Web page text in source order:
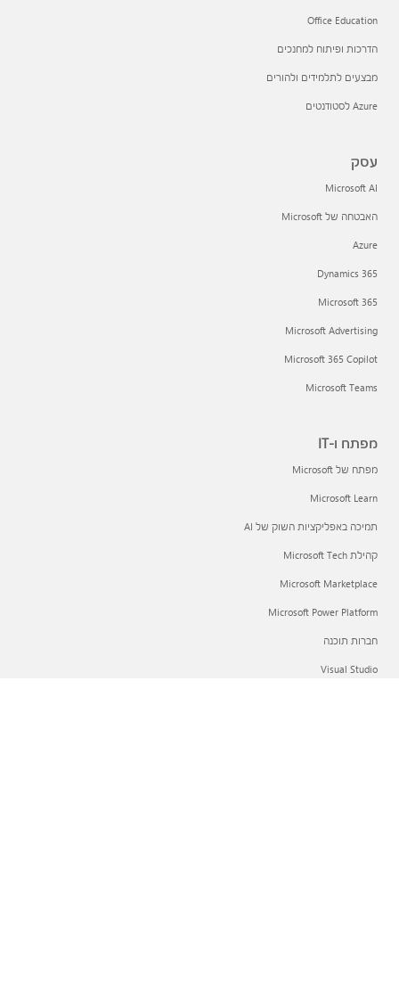
Office Education
הדרכות ופיתוח למחנכים
מבצעים לתלמידים ולהורים
Azure לסטודנטים
עסק
Microsoft AI
האבטחה של Microsoft
Azure
Dynamics 365
Microsoft 365
Microsoft Advertising
Microsoft 365 Copilot
Microsoft Teams
מפתח ו-IT
מפתח של Microsoft
Microsoft Learn
תמיכה באפליקציות השוק של AI
קהילת Microsoft Tech
Microsoft Marketplace
Microsoft Power Platform
חברות תוכנה
Visual Studio